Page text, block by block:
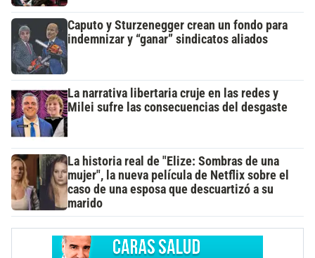
Caputo y Sturzenegger crean un fondo para
indemnizar y “ganar” sindicatos aliados
La narrativa libertaria cruje en las redes y
Milei sufre las consecuencias del desgaste
La historia real de "Elize: Sombras de una
mujer", la nueva película de Netflix sobre el
caso de una esposa que descuartizó a su
marido